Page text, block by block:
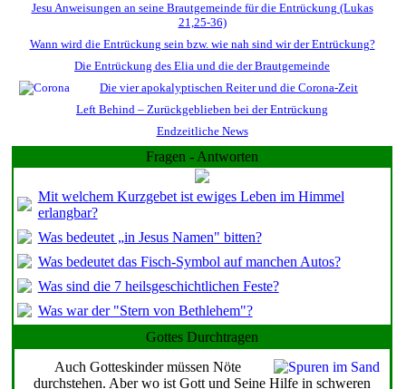
Jesu Anweisungen an seine Brautgemeinde für die Entrückung (Lukas
21,25-36)
Wann wird die Entrückung sein bzw. wie nah sind wir der Entrückung?
Die Entrückung des Elia und die der Brautgemeinde
Die vier apokalyptischen Reiter und die Corona-Zeit
Left Behind – Zurückgeblieben bei der Entrückung
Endzeitliche News
Fragen - Antworten
Mit welchem Kurzgebet ist ewiges Leben im Himmel
erlangbar?
Was bedeutet „in Jesus Namen" bitten?
Was bedeutet das Fisch-Symbol auf manchen Autos?
Was sind die 7 heilsgeschichtlichen Feste?
Was war der "Stern von Bethlehem"?
Gottes Durchtragen
Auch Gotteskinder müssen Nöte
durchstehen. Aber wo ist Gott und Seine Hilfe in schweren